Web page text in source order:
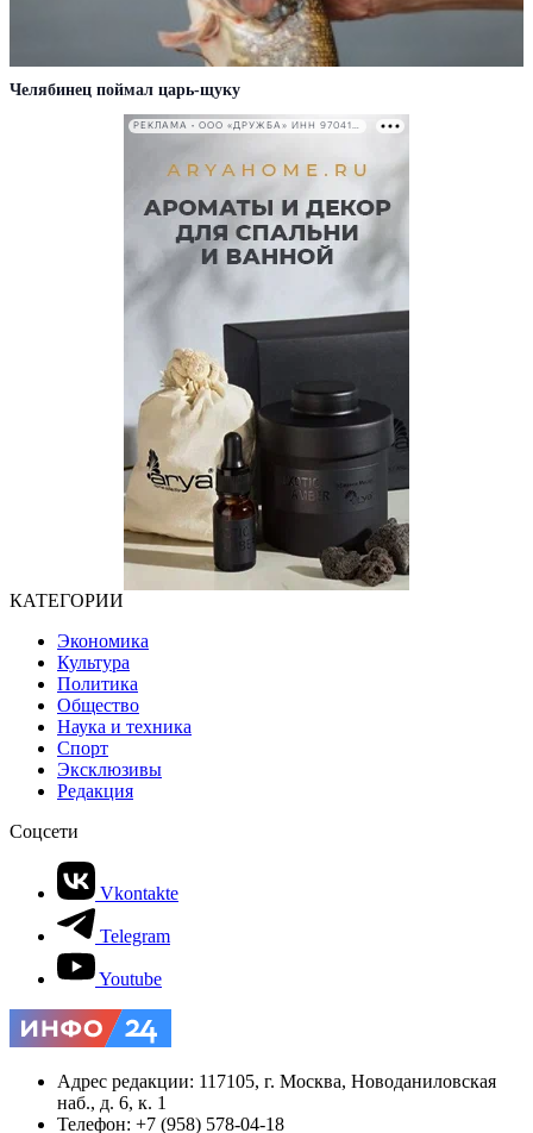
Челябинец поймал царь-щуку
РЕКЛАМА • ООО «ДРУЖБА» ИНН 9704146411
КАТЕГОРИИ
Экономика
Культура
Политика
Общество
Наука и техника
Спорт
Эксклюзивы
Редакция
Соцсети
Vkontakte
Telegram
Youtube
Адрес редакции: 117105, г. Москва, Новоданиловская
наб., д. 6, к. 1
Телефон: +7 (958) 578-04-18